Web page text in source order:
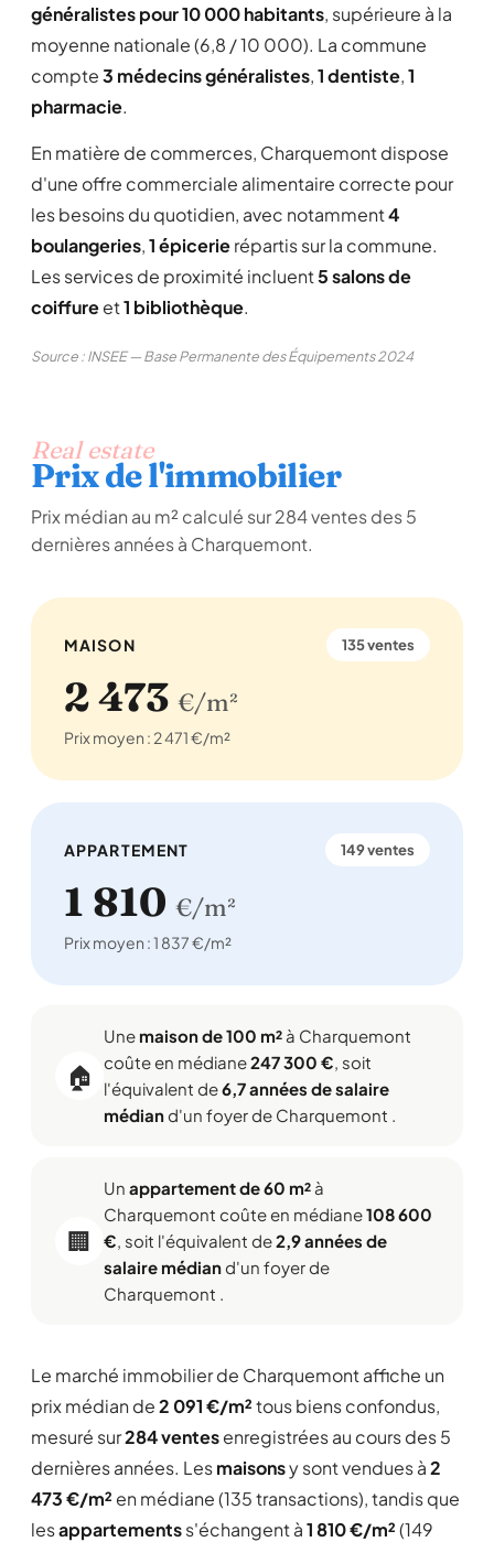
généralistes pour 10 000 habitants, supérieure à la
moyenne nationale (6,8 / 10 000). La commune
compte3 médecins généralistes,1 dentiste,1
pharmacie.
En matière de commerces, Charquemont dispose
d'une offre commerciale alimentaire correcte pour
les besoins du quotidien, avec notamment4
boulangeries,1 épicerierépartis sur la commune.
Les services de proximité incluent5 salons de
coiffureet1 bibliothèque.
Source : INSEE — Base Permanente des Équipements 2024
Real estate
Prix de l'immobilier
Prix médian au m² calculé sur 284 ventes des 5
dernières années à Charquemont.
MAISON 135 ventes
2 473 €/m²
Prix moyen : 2 471 €/m²
APPARTEMENT 149 ventes
1 810 €/m²
Prix moyen : 1 837 €/m²
🏠
Une maison de 100 m² à Charquemont
coûte en médiane247 300 €, soit
l'équivalent de6,7 années de salaire
médiand'un foyer de Charquemont .
🏢
Un appartement de 60 m² à
Charquemont coûte en médiane108 600
€, soit l'équivalent de2,9 années de
salaire médiand'un foyer de
Charquemont .
Le marché immobilier de Charquemont affiche un
prix médian de2 091 €/m²tous biens confondus,
mesuré sur284 ventesenregistrées au cours des 5
dernières années. Lesmaisonsy sont vendues à2
473 €/m² en médiane (135 transactions), tandis que
lesappartementss'échangent à1 810 €/m²(149